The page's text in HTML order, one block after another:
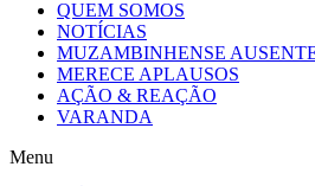
QUEM SOMOS
NOTÍCIAS
MUZAMBINHENSE
MERECE APLAUSOS
AÇÃO & REAÇÃO
VARANDA
Menu